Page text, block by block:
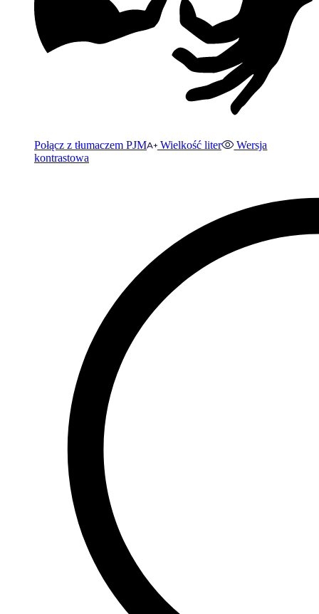
Połącz z tłumaczem PJM Wielkość liter
Wersja
kontrastowa